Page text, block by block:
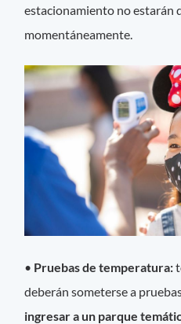
estacionamiento no estarán
momentáneamente.
• Pruebas de temperatura:
deberán someterse a
ingresar a un parque